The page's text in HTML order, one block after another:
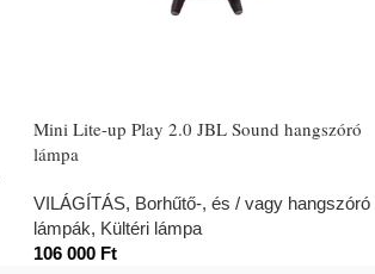
Mini Lite-up Play 2.0 JBL Sound hangszóró
lámpa
VILÁGÍTÁS, Borhűtő-, és / vagy hangszóró
lámpák, Kültéri lámpa
106 000 Ft